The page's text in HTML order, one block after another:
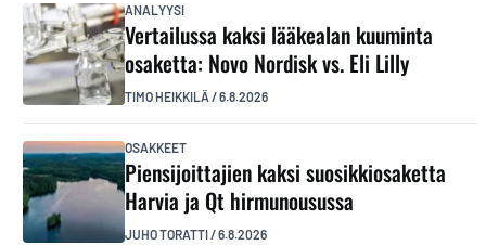
ANALYYSI
Vertailussa kaksi lääkealan kuuminta
osaketta: Novo Nordisk vs. Eli Lilly
TIMO HEIKKILÄ /6.8.2026
OSAKKEET
Piensijoittajien kaksi suosikkiosaketta
Harvia ja Qt hirmunousussa
JUHO TORATTI/6.8.2026